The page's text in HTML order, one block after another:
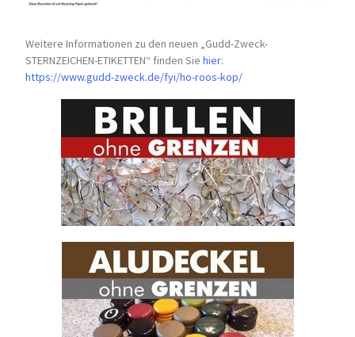
Weitere Informationen zu den neuen „Gudd-Zweck-
STERNZEICHEN-ETIKETTEN“ finden Siehier:
https://www.gudd-zweck.de/fyi/ho-roos-kop/